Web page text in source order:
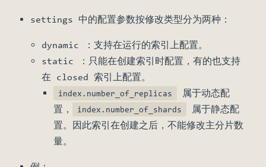
settings 中的配置参数按修改类型分为两种：
dynamic ：支持在运行的索引上配置。
static ：只能在创建索引时配置，有的也支持
在 closed 索引上配置。
index.number_of_replicas
属于动态配
置，
index.number_of_shards
属于静态配
置。因此索引在创建之后，不能修改主分片数
量。